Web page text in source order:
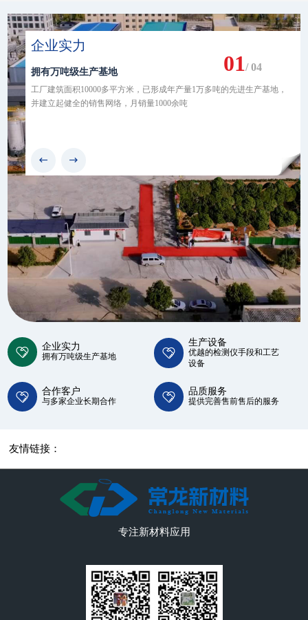
品质服务
01
企业实力
工厂建筑面积10000多平方米，已形成年产量1万多吨的先
并建立起健全的销售网络，月销量1000余吨
01
生产设备
01
合作客户
01
品质服务
01
企业实力
01
拥有万吨级生产基地
设备
与多家企业长期合作
品质服务
提供完善售前售后的服
友情链接：
专注新材料应用